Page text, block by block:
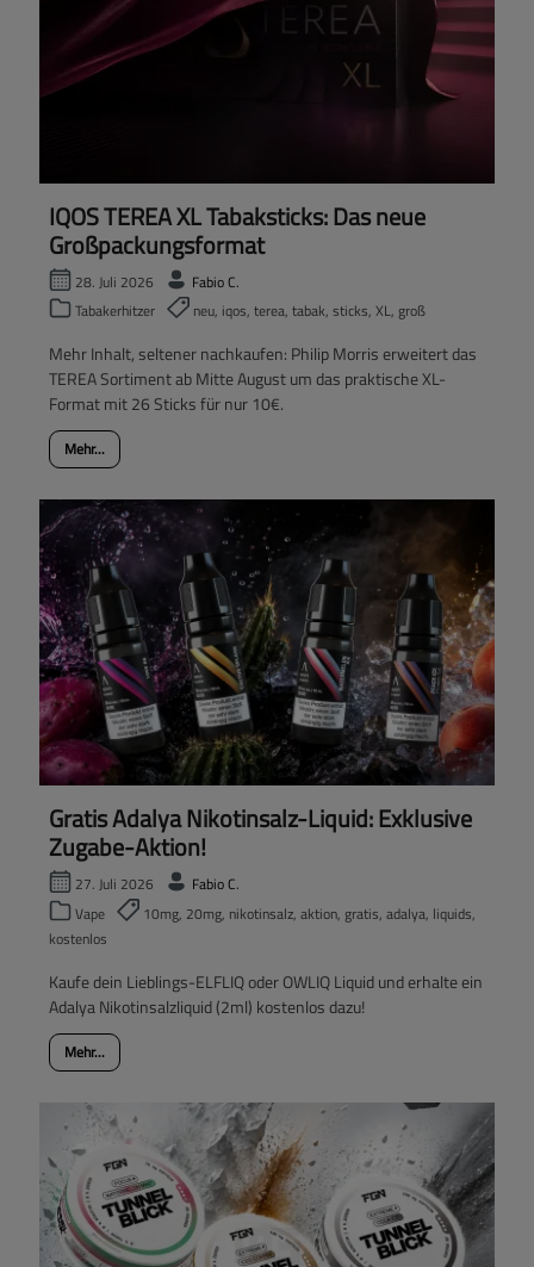
IQOS TEREA XL Tabaksticks: Das neue
Großpackungsformat
28. Juli 2026
Fabio C.
Tabakerhitzer
neu, iqos, terea, tabak, sticks, XL, groß
Mehr Inhalt, seltener nachkaufen: Philip Morris erweitert das
TEREA Sortiment ab Mitte August um das praktische XL-
Format mit 26 Sticks für nur 10€.
Mehr...
Gratis Adalya Nikotinsalz-Liquid: Exklusive
Zugabe-Aktion!
27. Juli 2026
Fabio C.
Vape
10mg, 20mg, nikotinsalz, aktion, gratis, adalya, liquids,
kostenlos
Kaufe dein Lieblings-ELFLIQ oder OWLIQ Liquid und erhalte ein
Adalya Nikotinsalzliquid (2ml) kostenlos dazu!
Mehr...